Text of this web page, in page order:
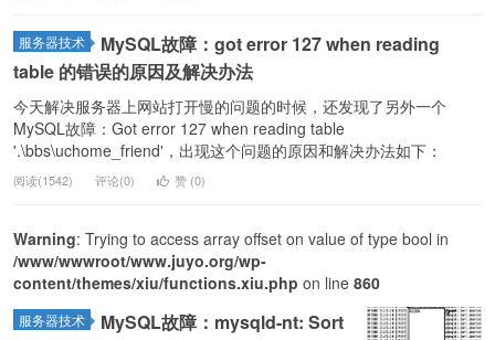
服务器技术
MySQL故障：got error 127 when reading
table 的错误的原因及解决办法
今天解决服务器上网站打开慢的问题的时候，还发现了另外一个
MySQL故障：Got error 127 when reading table
'.\bbs\uchome_friend'，出现这个问题的原因和解决办法如下：
阅读(1542) 评论(0) 赞 (0)
Warning: Trying to access array offset on value of type bool in
/www/wwwroot/www.juyo.org/wp-
content/themes/xiu/functions.xiu.php on line 860
服务器技术
MySQL故障：mysqld-nt: Sort